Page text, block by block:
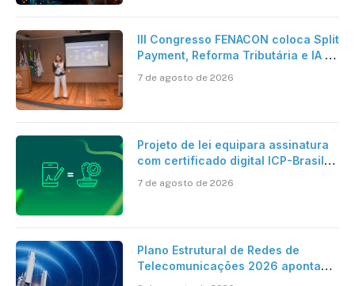
III Congresso FENACON coloca Split
Payment, Reforma Tributária e IA no
7 de agosto de 2026
Projeto de lei equipara assinatura
com certificado digital ICP-Brasil
cartório
7 de agosto de 2026
Plano Estrutural de Redes de
Telecomunicações 2026 aponta